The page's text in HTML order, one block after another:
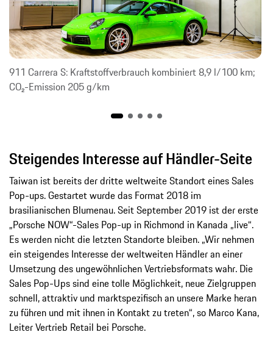
911 Carrera S: Kraftstoffverbrauch kombiniert 8,9 l/100 km;
CO₂-Emission 205 g/km
Steigendes Interesse auf Händler-Seite
Taiwan ist bereits der dritte weltweite Standort eines Sales
Pop-ups. Gestartet wurde das Format 2018 im
brasilianischen Blumenau. Seit September 2019 ist der erste
„Porsche NOW“-Sales Pop-up in Richmond in Kanada „live“.
Es werden nicht die letzten Standorte bleiben. „Wir nehmen
ein steigendes Interesse der weltweiten Händler an einer
Umsetzung des ungewöhnlichen Vertriebsformats wahr. Die
Sales Pop-Ups sind eine tolle Möglichkeit, neue Zielgruppen
schnell, attraktiv und marktspezifisch an unsere Marke heran
zu führen und mit ihnen in Kontakt zu treten“, so Marco Kana,
Leiter Vertrieb Retail bei Porsche.